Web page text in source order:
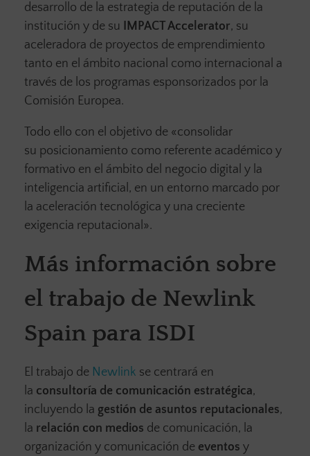
desarrollo de la estrategia de reputación de la
institución y de su IMPACT Accelerator, su
aceleradora de proyectos de emprendimiento
tanto en el ámbito nacional como internacional a
través de los programas esponsorizados por la
Comisión Europea.
Todo ello con el objetivo de «consolidar
su posicionamiento como referente académico y
formativo en el ámbito del negocio digital y la
inteligencia artificial, en un entorno marcado por
la aceleración tecnológica y una creciente
exigencia reputacional».
Más información sobre
el trabajo de Newlink
Spain para ISDI
El trabajo de Newlink se centrará en
la consultoría de comunicación estratégica,
incluyendo la gestión de asuntos reputacionales,
la relación con medios de comunicación, la
organización y comunicación de eventos y